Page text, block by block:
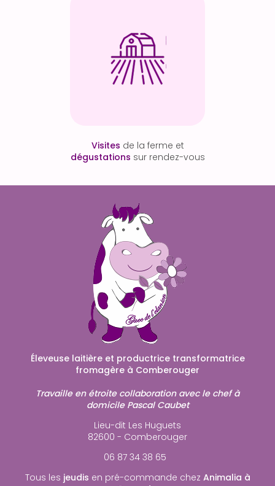
Visites de la ferme et
dégustations sur rendez-vous
Éleveuse laitière et productrice transformatrice
fromagère à Comberouger
Travaille en étroite collaboration avec le chef à
domicile Pascal Caubet
Lieu-dit Les Huguets
82600 - Comberouger
06 87 34 38 65
Tous les jeudis en pré-commande chez Animalia à